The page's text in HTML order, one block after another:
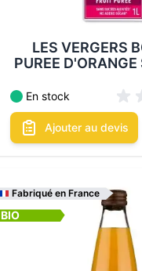
LES VERGERS
PUREE
En stock
Ajouter au devis
Fabriqué en France
BIO